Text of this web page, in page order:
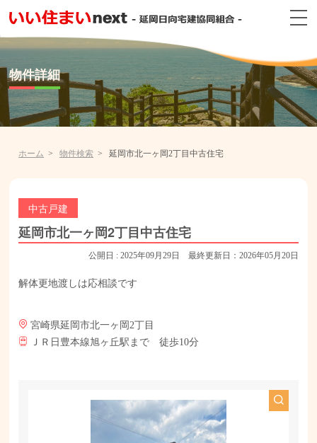
物件詳細
ホーム 物件検索 延岡市北一ヶ岡2丁目中古住宅
中古戸建
延岡市北一ヶ岡2丁目中古住宅
公開日 : 2025年09月29日 最終更新日：2026年05月20日
解体更地渡しは応相談です
宮崎県延岡市北一ヶ岡2丁目
ＪＲ日豊本線旭ヶ丘駅まで 徒歩10分